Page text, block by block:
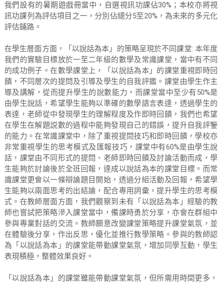
我們設有的暑期遊戲冊當中，自選視訊功課佔30%；本校亦將視
訊功課列為評估項目之一，分別佔總分5至20%，為未來的多元化
評估鋪路。
在學生層面方面，「以說話為本」的策略呈現於不同課堂: 本年度
我們的實驗目標放於一至二年級的數學及常識課堂，當中有不同
的成功例子。在數學課堂上，「以說話為本」的課堂重視即時回
饋，不同層次的提問及引導及學生的自我評鑑。課堂由學生作主
導及講解，從而提升學生的說數能力，而課堂當中至少有50%是
由學生說話，希望學生能夠以準確的數學語言表達，透過學生的
表達，老師從中發現學生的理解程度及作即時回饋，我們也希望
在學生在解題説數的過程中能夠發現自己的錯誤，提升自我評鑒
的能力。在常識課堂中，除了重視提問技巧和即時回饋，學校亦
非常重視學生的思考模式及匯報技巧，課堂中有60%是由學生說
話，課堂由不同形式的提問、老師即時回饋及討論活動而成，學
生能夠於討論後於全班回報，達成以說話為本的課堂目標。而常
識課堂更會以一條辯論題目開始，透過分組活動及回報，希望學
生能夠以兩面思考的出結論，配合專用詞彙，提升學生的思考模
式。在教師層面方面，我們觀察到未有「以說話為本」經驗的教
師也嘗試把策略滲入課堂當中，備課時勇於分享，亦會在群組中
參與專業對話的交流。教師願意改變課堂策略提升課堂氣氛，並
在體驗後分享，作出反思，優化並推行教學策略。參與的教師認
為「以說話為本」的課堂能帶動課堂氣氛，增加同學互動，學生
表現積極，整體效果良好。
「以說話為本」的課堂雖能帶動課堂氣氛，但所需用時間更多，